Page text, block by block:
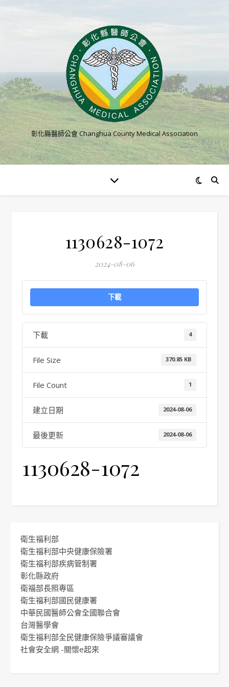
彰化縣醫師公會 Changhua County Medical Association
1130628-1072
2024-08-06
下載
下載 4
File Size 370.85 KB
File Count 1
建立日期 2024-08-06
最後更新 2024-08-06
1130628-1072
衛生福利部
衛生福利部中央健康保險署
衛生福利部疾病管制署
彰化縣政府
衛福部長照專區
衛生福利部國民健康署
中華民國醫師公會全國聯合會
台灣醫學會
衛生福利部全民健康保險爭議審議會
社會安全網 -關懷e起來